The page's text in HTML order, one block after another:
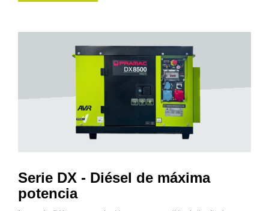
Serie DX - Diésel de máxima
potencia